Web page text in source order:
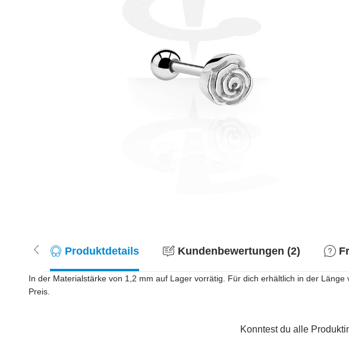
Produktdetails Kundenbewertungen (2)
In der Materialstärke von 1,2 mm auf Lager vorrätig. Für dich erhältlich in der
Preis.
Konntest du alle